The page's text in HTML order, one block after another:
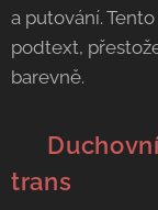
a putování.
podtext,
barevně.
🥁
trans